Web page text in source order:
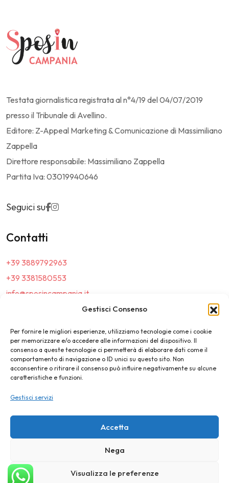
Gestisci Consenso
Per fornire le migliori esperienze, utilizziamo tecnologie come i cookie
per memorizzare e/o accedere alle informazioni del dispositivo. Il
consenso a queste tecnologie ci permetterà di elaborare dati come il
comportamento di navigazione o ID unici su questo sito. Non
acconsentire o ritirare il consenso può influire negativamente su alcune
caratteristiche e funzioni.
Gestisci servizi
Accetta
Nega
Visualizza le preferenze
Testata giornalistica registrata al n°4/19 del 04/07/2019
presso il Tribunale di Avellino.
Editore: Z-Appeal Marketing & Comunicazione di Massimiliano
Zappella
Direttore responsabile: Massimiliano Zappella
Partita Iva: 03019940646
Seguici su
Contatti
+39 3889792963
+39 3381580553
info@sposincampania.it
sposincampania@pec.it
Link
Top100
News e Tendenze
Destination Wedding
©2025 SposIn Campania